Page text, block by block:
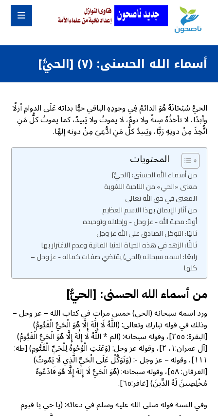
أسماء الله الحسنى: (٧) [الحيُّ]
الحيُّ سُبْحَانَهُ هُوَ الدائمُ فِي وجودِهِ الباقي حيًّا بذاته عَلَى الدوامِ أزلًا
وأبدًا، لا تأخذُهُ سِنةٌ ولا نومٌ، لا يموتُ ولا يَبيدُ، كما يموتُ كلُّ مَنِ
اتُّخِذَ مِنْ دونِهِ رَبًّا، ويَبيدُ كلُّ مَنِ ادُّعِيَ مِنْ دونه إلهًا.
المحتويات
من أسماء الله الحسنى: [الحيُّ]
معنى «الحي» من الناحية اللغوية
المعنى في حق الله تعالى
من آثار الإيمان بهذا الاسم العظيم
أولاً: محبة الله - عز وجل - وإجلاله وتوحيده
ثانيًا: التوكل الصادق على الله عز وجل
ثالثًا: الزهد في هذه الحياة الدنيا الفانية وعدم الاغترار بها
رابعًا: اسمه سبحانه (الحي) يقتضي صفات كماله - عز وجل –
كلها
من أسماء الله الحسنى: [الحيُّ]
ورد اسمه سبحانه (الحي) خمس مرات في كتاب الله – عز وجل –
وذلك في قوله تبارك وتعالى: (اللَّهُ لَا إِلَٰهَ إِلَّا هُوَ الْحَيُّ الْقَيُّومُ)
[البقرة: ٢٥٥]، وقوله سبحانه: (الم * اللَّهُ لَا إِلَٰهَ إِلَّا هُوَ الْحَيُّ الْقَيُّومُ)
[آل عمران:١، ٢]، وقوله عز وجل: (وَعَنَتِ الْوُجُوهُ لِلْحَيِّ الْقَيُّومِ) [طه:
١١١]، وقوله – عز وجل -: (وَتَوَكَّلْ عَلَى الْحَيِّ الَّذِي لَا يَمُوتُ)
[الفرقان: ٥٨]، وقوله سبحانه: (هُوَ الْحَيُّ لَا إِلَٰهَ إِلَّا هُوَ فَادْعُوهُ
مُخْلِصِينَ لَهُ الدِّينَ) [غافر:٦٥].
وفي السنة قوله صلى الله عليه وسلم في دعائه: (يا حي يا قيوم